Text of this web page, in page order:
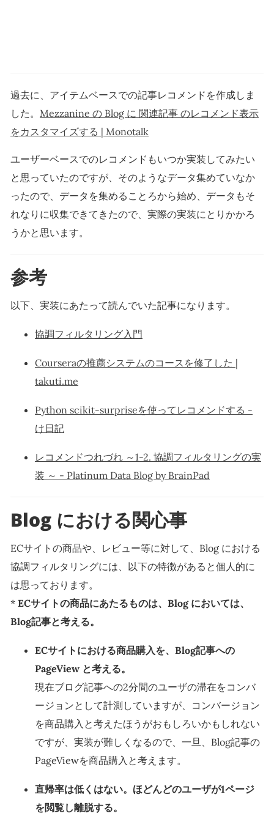
過去に、アイテムベースでの記事レコメンドを作成しま
した。 Mezzanine の Blog に 関連記事 のレコメンド表示
をカスタマイズする | Monotalk
ユーザーベースでのレコメンドもいつか実装してみたい
と思っていたのですが、そのようなデータ集めていなか
ったので、データを集めることろから始め、データもそ
れなりに収集できてきたので、実際の実装にとりかかろ
うかと思います。
参考
以下、実装にあたって読んでいた記事になります。
協調フィルタリング入門
Courseraの推薦システムのコースを修了した |
takuti.me
Python scikit-surpriseを使ってレコメンドする -
け日記
レコメンドつれづれ ～1-2. 協調フィルタリングの実
装 ～ - Platinum Data Blog by BrainPad
Blog における関心事
ECサイトの商品や、レビュー等に対して、Blog における
協調フィルタリングには、以下の特徴があると個人的に
は思っております。
* ECサイトの商品にあたるものは、Blog においては、
Blog記事と考える。
ECサイトにおける商品購入を、Blog記事への
PageView と考える。
現在ブログ記事への2分間のユーザの滞在をコンバ
ージョンとして計測していますが、コンバージョン
を商品購入と考えたほうがおもしろいかもしれない
ですが、実装が難しくなるので、一旦、Blog記事の
PageViewを商品購入と考えます。
直帰率は低くはない。ほどんどのユーザが1ページ
を閲覧し離脱する。